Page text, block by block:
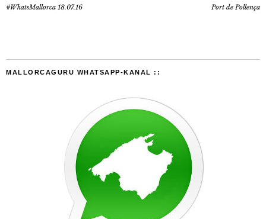
#WhatsMallorca 18.07.16 Port de Pollença
MALLORCAGURU WHATSAPP-KANAL ::